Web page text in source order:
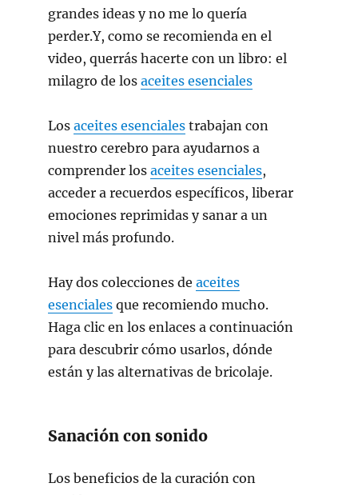
grandes ideas y no me lo quería
perder.Y, como se recomienda en el
video, querrás hacerte con un libro: el
milagro de los aceites esenciales
Los aceites esenciales trabajan con
nuestro cerebro para ayudarnos a
comprender los aceites esenciales,
acceder a recuerdos específicos, liberar
emociones reprimidas y sanar a un
nivel más profundo.
Hay dos colecciones de aceites
esenciales que recomiendo mucho.
Haga clic en los enlaces a continuación
para descubrir cómo usarlos, dónde
están y las alternativas de bricolaje.
Sanación con sonido
Los beneficios de la curación con